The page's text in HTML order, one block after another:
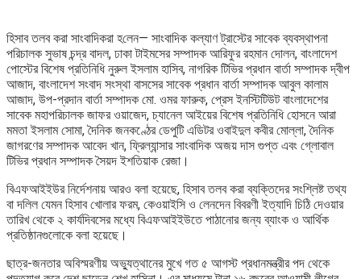
হিসাব তলব করা সাংবা‌দিকরা হ‌লেন— সাংবাদিক কল্যাণ ট্রাস্টের সাবেক ব্যবস্থাপনা
পরিচালক সুভাষ চন্দ্র বাদল, ঢাকা টাইমসের সম্পাদক আরিফুর রহমান দোলন, বাংলাদেশ
পোস্টের বিশেষ প্রতিনিধি নুরুল ইসলাম হাসিব, নাগরিক টিভির প্রধান বার্তা সম্পাদক দ্বীপ
আজাদ, বাংলাদেশ সংবাদ সংস্থা বাসসের সাবেক প্রধান বার্তা সম্পাদক আবুল কালাম
আজাদ, উপ-প্রদান বার্তা সম্পাদক মো. ওমর ফারুক, প্রেস ইনস্টিটিউট বাংলাদেশের
সাবেক মহাপরিচালক জাফর ওয়াজেদ, চ্যানেল আইয়ের বিশেষ প্রতিনিধি হোসনে আরা
মমতা ইসলাম সোমা, দৈনিক জনকণ্ঠের ডেপুটি এডিটর ওবাইদুল কবীর মোল্লা, দৈনিক
জাগরণের সম্পাদক আবেদ খান, ফ্রিল্যান্সার সাংবাদিক অজয় দাস গুপ্ত এবং গ্লোবাল
টিভির প্রধান সম্পাদক সৈয়দ ইশ‌তিয়াক রেজা।
বিএফআইইউর নির্দেশনায় আরও বলা হয়েছে, হিসাব তলব করা ব্যক্তিদের সংশ্লিষ্ট তথ্য
বা দলিল যেমন হিসাব খোলার ফরম, কেওয়াইসি ও লেনদেন বিবরণী ইত্যাদি চিঠি দেওয়ার
তারিখ থেকে ২ কার্যদিবসের মধ্যে বিএফআইইউতে পাঠানোর জন্য ব্যাংক ও আর্থিক
প্রতিষ্ঠানগুলোকে বলা হয়েছে।
ছাত্র-জনতার অবিস্মরণীয় অভ্যুত্থানের মুখে গত ৫ আগস্ট প্রধানমন্ত্রীর পদ থেকে